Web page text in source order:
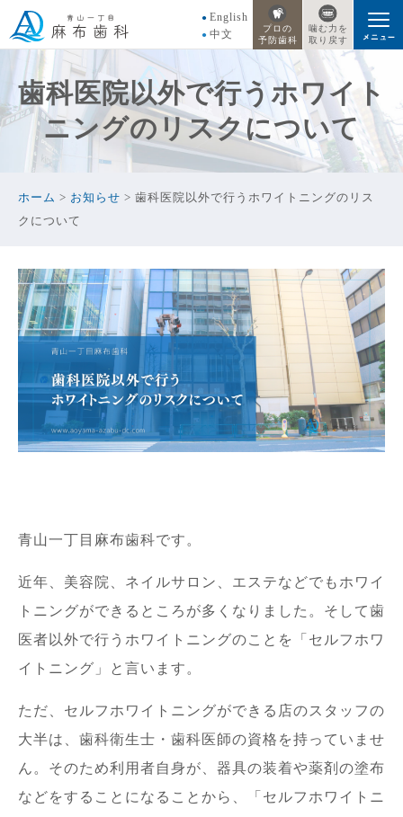
English
中文
プロの
予防歯科
噛む力を
取り戻す
歯科医院以外で行うホワイト
ニングのリスクについて
ホーム > お知らせ > 歯科医院以外で行うホワイトニングのリス
クについて
青山一丁目麻布歯科です。
近年、美容院、ネイルサロン、エステなどでもホワイ
トニングができるところが多くなりました。そして歯
医者以外で行うホワイトニングのことを「セルフホワ
イトニング」と言います。
ただ、セルフホワイトニングができる店のスタッフの
大半は、歯科衛生士・歯科医師の資格を持っていませ
ん。そのため利用者自身が、器具の装着や薬剤の塗布
などをすることになることから、「セルフホワイトニ